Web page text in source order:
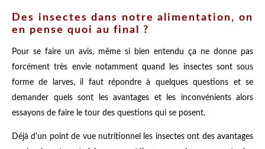
Des insectes dans notre alimentation, on
en pense quoi au final ?
Pour se faire un avis, même si bien entendu ça ne donne pas
forcément très envie notamment quand les insectes sont sous
forme de larves, il faut répondre à quelques questions et se
demander quels sont les avantages et les inconvénients alors
essayons de faire le tour des questions qui se posent.
Déjà d'un point de vue nutritionnel les insectes ont des avantages